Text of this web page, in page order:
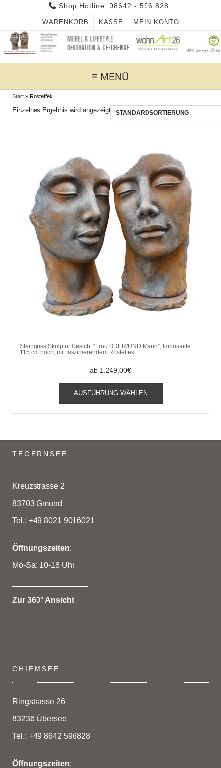
Shop Hotline: 08642 - 596 828
WARENKORB KASSE MEIN KONTO
MENÜ
Start » Rosteffek
Einzelnes Ergebnis wird angezeigt
Steinguss Skulptur Gesicht “Frau ODER/UND Mann”, Imposante
115 cm hoch, mit faszinierendem Rosteffekt
ab 1.249,00€
AUSFÜHRUNG WÄHLEN
Dieses
weist
mehrere
auf.
TEGERNSEE
Kreuzstrasse 2
83703 Gmund
Tel.: +49 8021 9016021
Öffnungszeiten:
Mo-Sa: 10-18 Uhr
Zur 360° Ansicht
CHIEMSEE
Ringstrasse 26
83236 Übersee
Tel.: +49 8642 596828
Öffnungszeiten: